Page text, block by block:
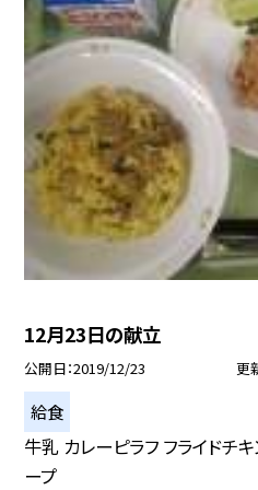
12月23日の献立
公開日 2019/12/23 更
給食
牛乳 カレーピラフ フライドチ
ープ